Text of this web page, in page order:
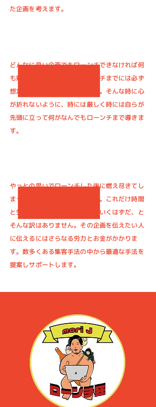
た企画を考えます。
どんなに良い企画でもローンチできなければ何
も始まりません。しかしローンチまでには必ず
想定外の壁がいくつも現れます。そんな時に心
が折れないように、時には厳しく時には自らが
先頭に立って何がなんでもローンチまで導きま
す。
やっとの思いでローンチした後に燃え尽きてし
まうパターンをよく見かけます。これだけ時間
と労力をかけたのだから上手くいくはずだ、と
そんな訳はありません。その企画を伝えたい人
に伝えるにはさらなる労力とお金がかかりま
す。数多くある集客手法の中から最適な手法を
提案しサポートします。